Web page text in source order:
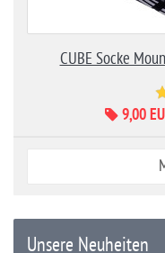
CUBE Socke
9,00
Unsere Neuheiten